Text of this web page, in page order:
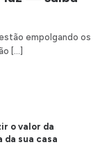
empolgando os
[…]
o valor da
sua casa